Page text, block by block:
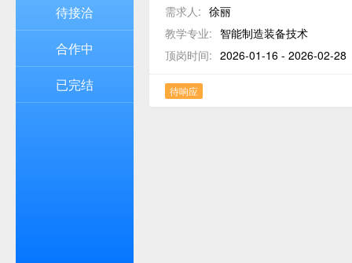
待接洽
合作中
已完结
需求人: 徐丽
教学专业: 智能制造装备技术
顶岗时间: 2026-01-16 - 2026-02-28
待响应